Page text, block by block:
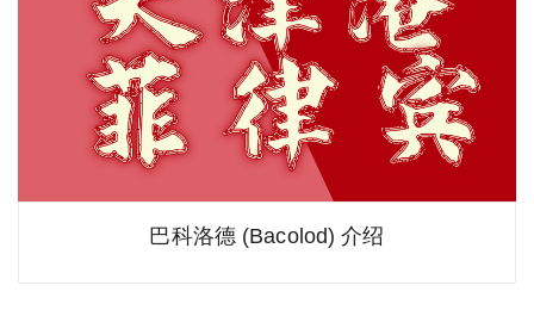
巴科洛德 (Bacolod) 介绍